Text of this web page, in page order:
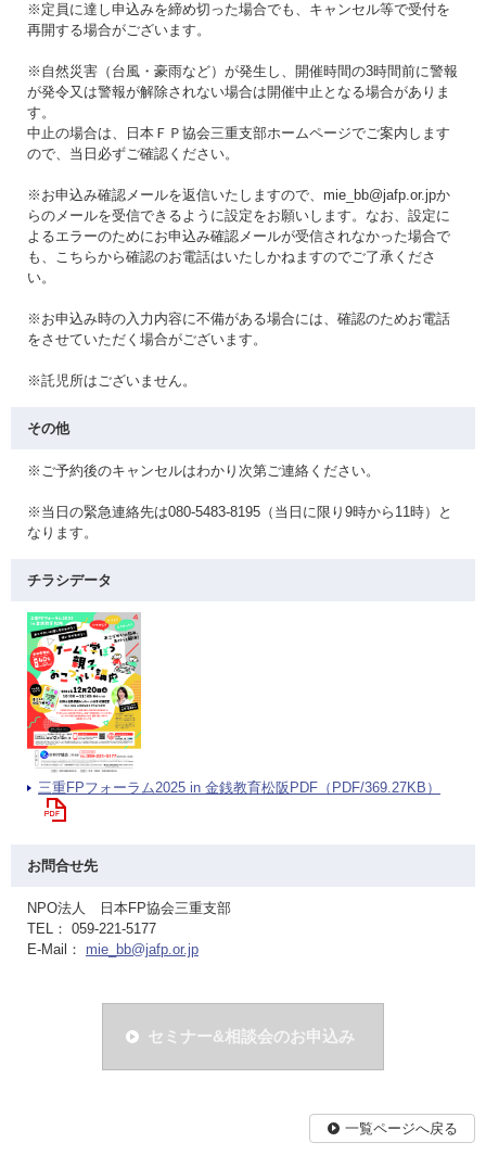
※定員に達し申込みを締め切った場合でも、キャンセル等で受付を
再開する場合がございます。
※自然災害（台風・豪雨など）が発生し、開催時間の3時間前に警報
が発令又は警報が解除されない場合は開催中止となる場合がありま
す。
中止の場合は、日本ＦＰ協会三重支部ホームページでご案内します
ので、当日必ずご確認ください。
※お申込み確認メールを返信いたしますので、mie_bb@jafp.or.jpか
らのメールを受信できるように設定をお願いします。なお、設定に
よるエラーのためにお申込み確認メールが受信されなかった場合で
も、こちらから確認のお電話はいたしかねますのでご了承くださ
い。
※お申込み時の入力内容に不備がある場合には、確認のためお電話
をさせていただく場合がございます。
※託児所はございません。
その他
※ご予約後のキャンセルはわかり次第ご連絡ください。
※当日の緊急連絡先は080-5483-8195（当日に限り9時から11時）と
なります。
チラシデータ
三重FPフォーラム2025 in 金銭教育松阪PDF（PDF/369.27KB）
お問合せ先
NPO法人 日本FP協会三重支部
TEL： 059-221-5177
E-Mail： mie_bb@jafp.or.jp
セミナー&相談会のお申込み
一覧ページへ戻る